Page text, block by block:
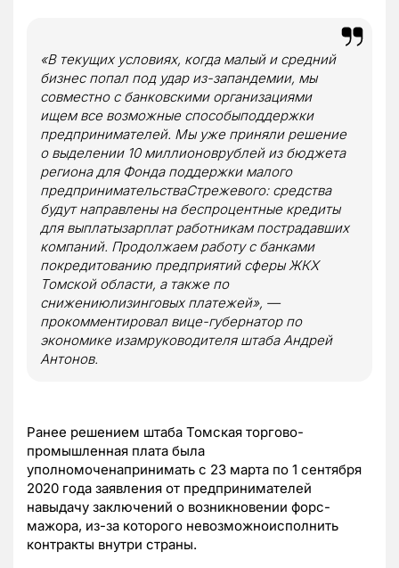
«В текущих условиях, когда малый и средний
бизнес попал под удар из-запандемии, мы
совместно с банковскими организациями
ищем все возможные способыподдержки
предпринимателей. Мы уже приняли решение
о выделении 10 миллионоврублей из бюджета
региона для Фонда поддержки малого
предпринимательстваСтрежевого: средства
будут направлены на беспроцентные кредиты
для выплатызарплат работникам пострадавших
компаний. Продолжаем работу с банками
покредитованию предприятий сферы ЖКХ
Томской области, а также по
снижениюлизинговых платежей», —
прокомментировал вице-губернатор по
экономике изамруководителя штаба Андрей
Антонов.
Ранее решением штаба Томская торгово-
промышленная плата была
уполномоченапринимать с 23 марта по 1 сентября
2020 года заявления от предпринимателей
навыдачу заключений о возникновении форс-
мажора, из-за которого невозможноисполнить
контракты внутри страны.